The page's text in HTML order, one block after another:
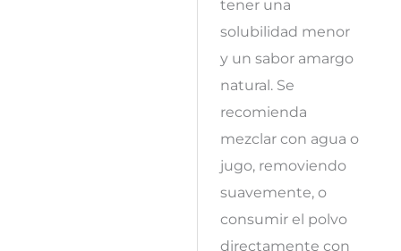
tener una
solubilidad menor
y un sabor amargo
natural. Se
recomienda
mezclar con agua o
jugo, removiendo
suavemente, o
consumir el polvo
directamente con